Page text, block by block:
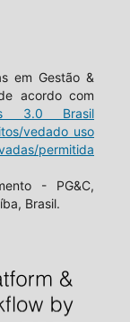
em Gestão &
acordo com
3.0 Brasil
vedado uso
permitida
- PG&C,
Brasil.